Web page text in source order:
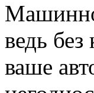
ведь
ваше